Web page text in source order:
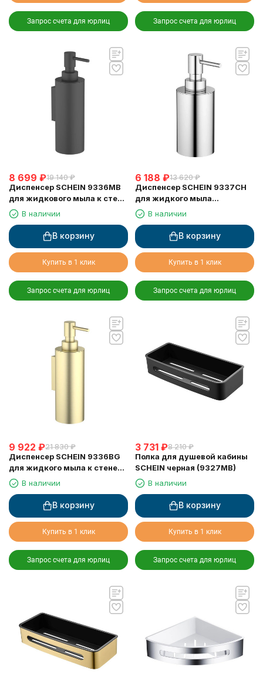
Запрос счета для юрлиц Запрос счета для юрлиц
8 699 ₽19 140 ₽
Диспенсер SCHEIN 9336MB
для жидкового мыла к стене
черныйВ наличии
В корзину
Купить в 1 клик
Запрос счета для юрлиц
6 188 ₽13 620 ₽
Диспенсер SCHEIN 9337CH
для жидкого мыла
настольный хром
В наличии
В корзину
Купить в 1 клик
Запрос счета для юрлиц
9 922 ₽21 830 ₽
Диспенсер SCHEIN 9336BG
для жидкого мыла к стене
матовое золото
В наличии
В корзину
Купить в 1 клик
Запрос счета для юрлиц
3 731 ₽8 210 ₽
Полка для душевой кабины
SCHEIN черная (9327MB)
В наличии
В корзину
Купить в 1 клик
Запрос счета для юрлиц